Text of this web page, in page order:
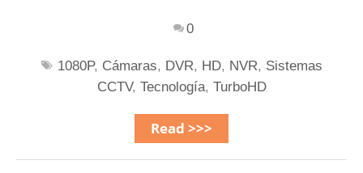
0
1080P, Cámaras, DVR, HD, NVR, Sistemas
CCTV, Tecnología, TurboHD
Read >>>